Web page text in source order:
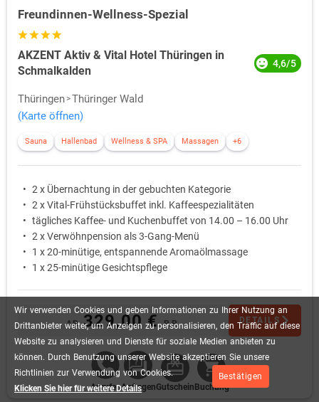
Wir verwenden Cookies und geben Informationen zu Ihrer Nutzung an
Drittanbieter weiter, um Anzeigen zu personalisieren, den Traffic auf diese
Website zu analysieren und Dienste für soziale Medien anbieten zu
können. Durch Benutzung unserer Website akzeptieren Sie unsere
Richtlinien zur Verwendung von Cookies.
Klicken Sie hier für weitere Details
Bestätigen
Freundinnen-Wellness-Spezial
AKZENT Aktiv & Vital Hotel Thüringen in
Schmalkalden
4,6/5
Thüringen Thüringer Wald
(Karte öffnen)
Sauna Hallenbad Wellness & SPA Massagen +6
2 x Übernachtung in der gebuchten Kategorie
2 x Vital-Frühstücksbuffet inkl. Kaffeespezialitäten
tägliches Kaffee- und Kuchenbuffet von 14.00 – 16.00 Uhr
2 x Verwöhnpension als 3-Gang-Menü
1 x 20-minütige, entspannende Aromaölmassage
1 x 25-minütige Gesichtspflege
AB 329,00 €P.P. DETAILS
AnrufenAnfragenGutschein Buchung